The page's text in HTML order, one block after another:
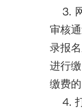
⒊ 网
审核
录报
进行
缴费
⒋ 打